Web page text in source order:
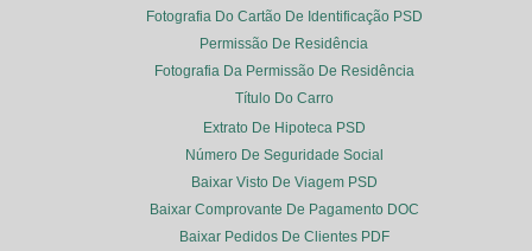
Fotografia Do Cartão De Identificação PSD
Permissão De Residência
Fotografia Da Permissão De Residência
Título Do Carro
Extrato De Hipoteca PSD
Número De Seguridade Social
Baixar Visto De Viagem PSD
Baixar Comprovante De Pagamento DOC
Baixar Pedidos De Clientes PDF